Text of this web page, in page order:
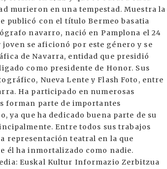
murieron en una tempestad. Muestra la
publicó con el título Bermeo basatia
navarro, nació en Pamplona el 24
se aficionó por este género y se
de Navarra, entidad que presidió
como presidente de Honor. Sus
Nueva Lente y Flash Foto, entre
Ha participado en numerosas
forman parte de importantes
ya que ha dedicado buena parte de su
Entre todos sus trabajos
representación teatral en la que
él ha inmortalizado como nadie.
Euskal Kultur Informazio Zerbitzua